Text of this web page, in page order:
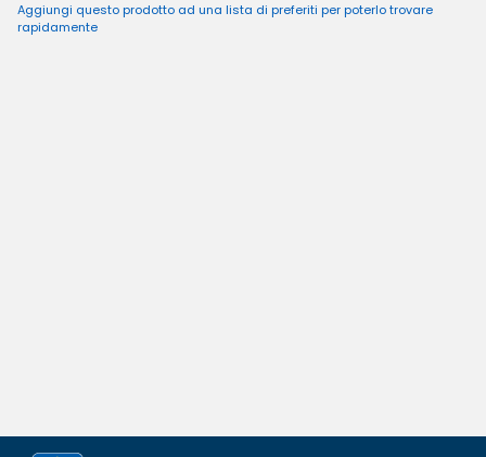
Aggiungi questo prodotto ad una lista di preferiti per poterlo trovare
rapidamente